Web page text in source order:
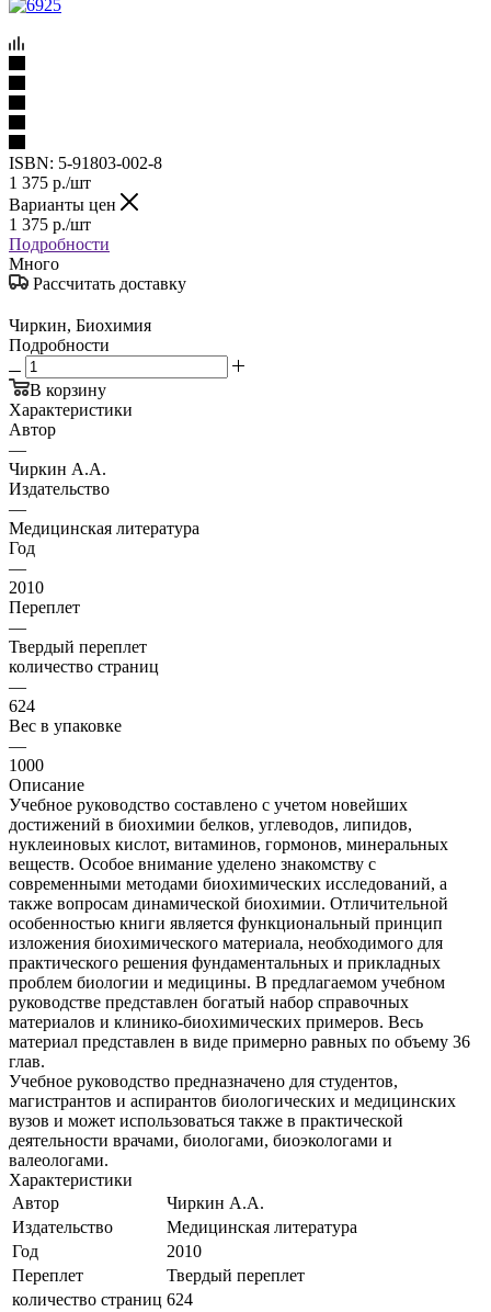
ISBN: 5-91803-002-8
1 375 р./шт
Варианты цен
1 375 р./шт
Подробности
Много
Рассчитать доставку
Чиркин, Биохимия
Подробности
В корзину
Характеристики
Автор
—
Чиркин А.А.
Издательство
—
Медицинская литература
Год
—
2010
Переплет
—
Твердый переплет
количество страниц
—
624
Вес в упаковке
—
1000
Описание
Учебное руководство составлено с учетом новейших
достижений в биохимии белков, углеводов, липидов,
нуклеиновых кислот, витаминов, гормонов, минеральных
веществ. Особое внимание уделено знакомству с
современными методами биохимических исследований, а
также вопросам динамической биохимии. Отличительной
особенностью книги является функциональный принцип
изложения биохимического материала, необходимого для
практического решения фундаментальных и прикладных
проблем биологии и медицины. В предлагаемом учебном
руководстве представлен богатый набор справочных
материалов и клинико-биохимических примеров. Весь
материал представлен в виде примерно равных по объему 36
глав.
Учебное руководство предназначено для студентов,
магистрантов и аспирантов биологических и медицинских
вузов и может использоваться также в практической
деятельности врачами, биологами, биоэкологами и
валеологами.
Характеристики
Автор
Чиркин А.А.
Издательство
Медицинская литература
Год
2010
Переплет
Твердый переплет
количество страниц 624